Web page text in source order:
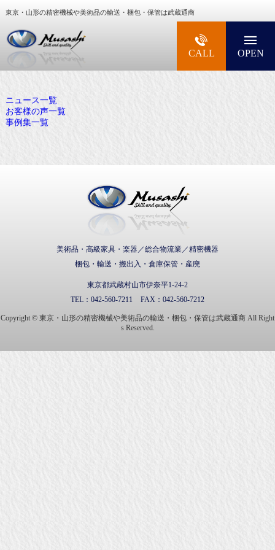
東京・山形の精密機械や美術品の輸送・梱包・保管は武蔵通商
大型精密機械・美術品・高級楽器の梱包・輸送
CALL OPEN
ニュース一覧
お客様の声一覧
事例集一覧
美術品・高級家具・楽器／総合物流業／精密機器
梱包・輸送・搬出入・倉庫保管・産廃
東京都武蔵村山市伊奈平1-24-2
TEL： 042-560-7211 FAX： 042-560-7212
Copyright © 東京・山形の精密機械や美術品の輸送・梱包・保管は武蔵通商 All Right
s Reserved.